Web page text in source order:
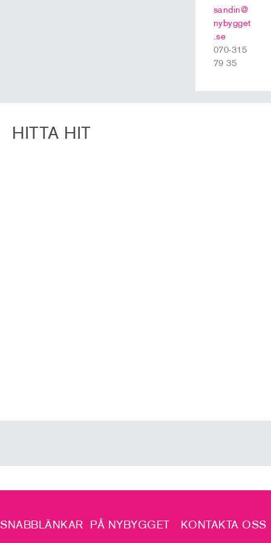
sandin@
nybygget
.se
070-315
79 35
HITTA HIT
SNABBLÄNKAR PÅ NYBYGGET KONTAKTA OSS